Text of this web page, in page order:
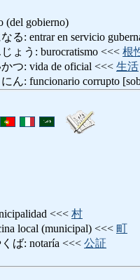
(del gobierno)
: entrar en servicio
ょう: burocratismo <<< 根
つ: vida de oficial <<< 生活
ん: funcionario corrupto
<<< 村
local (municipal) <<< 町
ば: notaría <<< 公証